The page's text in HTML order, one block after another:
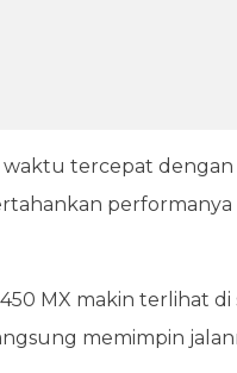
tercepat
performanya
MX makin terlihat di
memimpin